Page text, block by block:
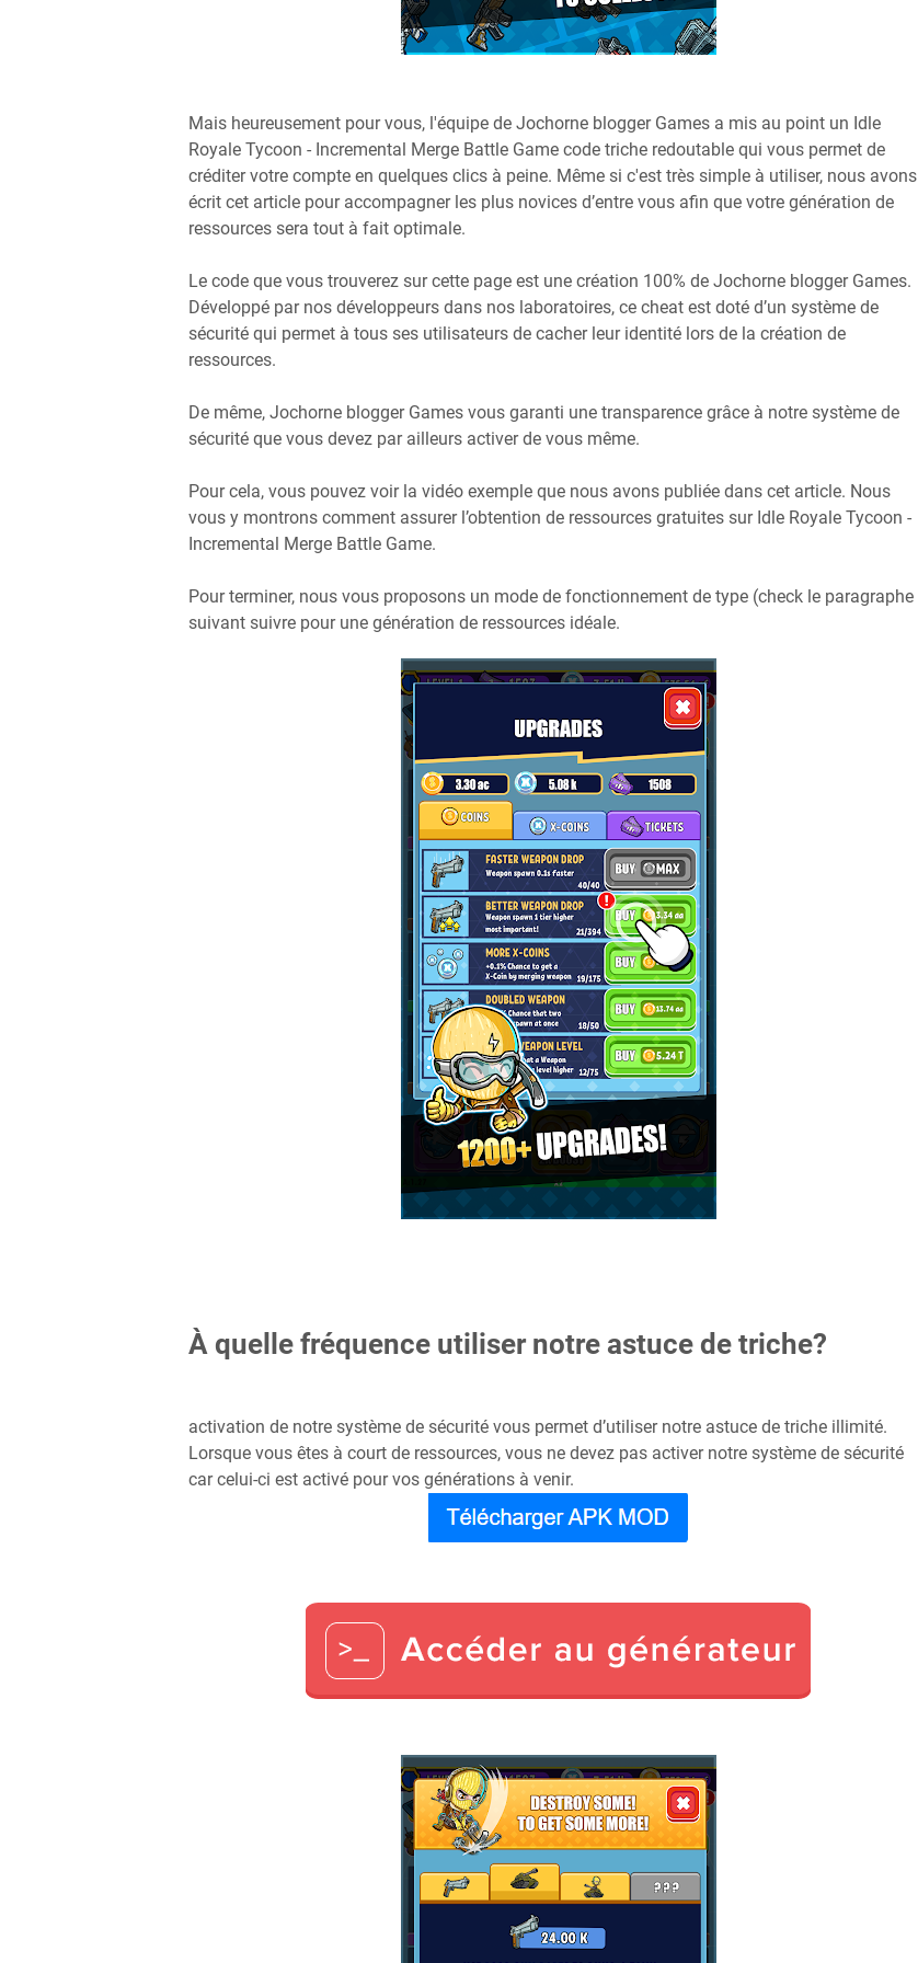
Mais heureusement pour vous, l'équipe de Jochorne blogger Games a mis au point un Idle
Royale Tycoon - Incremental Merge Battle Game code triche redoutable qui vous permet de
créditer votre compte en quelques clics à peine. Même si c'est très simple à utiliser, nous avons
écrit cet article pour accompagner les plus novices d’entre vous afin que votre génération de
ressources sera tout à fait optimale.
Le code que vous trouverez sur cette page est une création 100% de Jochorne blogger Games.
Développé par nos développeurs dans nos laboratoires, ce cheat est doté d’un système de
sécurité qui permet à tous ses utilisateurs de cacher leur identité lors de la création de
ressources.
De même, Jochorne blogger Games vous garanti une transparence grâce à notre système de
sécurité que vous devez par ailleurs activer de vous même.
Pour cela, vous pouvez voir la vidéo exemple que nous avons publiée dans cet article. Nous
vous y montrons comment assurer l’obtention de ressources gratuites sur Idle Royale Tycoon -
Incremental Merge Battle Game.
Pour terminer, nous vous proposons un mode de fonctionnement de type (check le paragraphe
suivant suivre pour une génération de ressources idéale.
À quelle fréquence utiliser notre astuce de triche?
activation de notre système de sécurité vous permet d’utiliser notre astuce de triche illimité.
Lorsque vous êtes à court de ressources, vous ne devez pas activer notre système de sécurité
car celui-ci est activé pour vos générations à venir.